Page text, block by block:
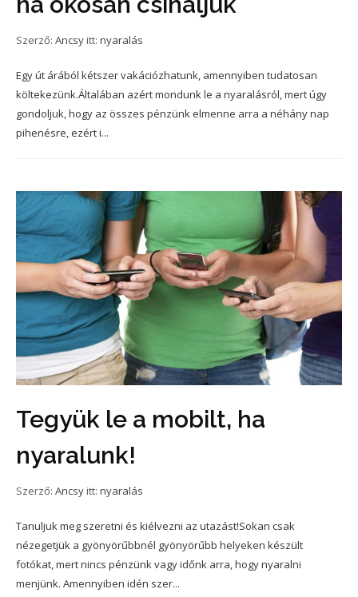
Szerző: Ancsy itt: nyaralás
Egy út árából kétszer vakációzhatunk, amennyiben tudatosan
költekezünk.Általában azért mondunk le a nyaralásról, mert úgy
gondoljuk, hogy az összes pénzünk elmenne arra a néhány nap
pihenésre, ezért i...
Tegyük le a mobilt, ha
nyaralunk!
Szerző: Ancsy itt: nyaralás
Tanuljuk meg szeretni és kiélvezni az utazást!Sokan csak
nézegetjük a gyönyörűbbnél gyönyörűbb helyeken készült
fotókat, mert nincs pénzünk vagy időnk arra, hogy nyaralni
menjünk. Amennyiben idén szer...